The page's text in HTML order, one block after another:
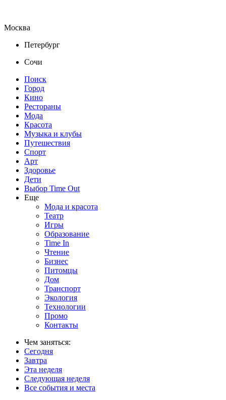
Москва
Петербург
Сочи
Поиск
Город
Кино
Рестораны
Мода
Красота
Музыка и клубы
Путешествия
Спорт
Арт
Здоровье
Дети
Выбор Time Out
Еще
Мода и красота
Театр
Игры
Образование
Time In
Чтение
Бизнес
Питомцы
Дом
Транспорт
Экология
Технологии
Промо
Контакты
Чем заняться:
Сегодня
Завтра
Эта неделя
Следующая неделя
Все события и места